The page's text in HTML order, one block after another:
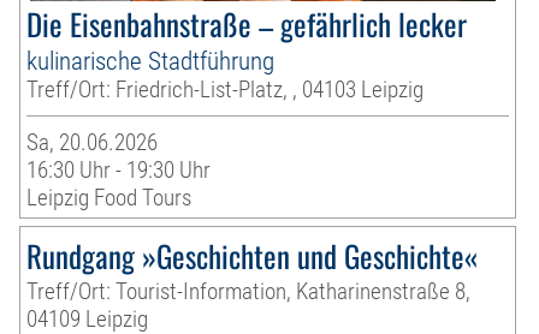
Die Eisenbahnstraße – gefährlich lecker
kulinarische Stadtführung
Treff/Ort: Friedrich-List-Platz, , 04103 Leipzig
Sa, 20.06.2026
16:30 Uhr - 19:30 Uhr
Leipzig Food Tours
Rundgang »Geschichten und Geschichte«
Treff/Ort: Tourist-Information, Katharinenstraße 8,
04109 Leipzig